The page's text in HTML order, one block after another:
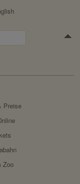
Preise
Zoo